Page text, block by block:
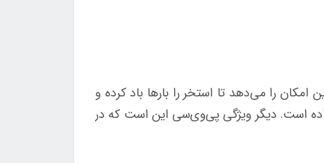
را می‌دهد تا استخر را بارها باد کرده و
است. دیگر ویژگی پی‌وی‌سی این است که در